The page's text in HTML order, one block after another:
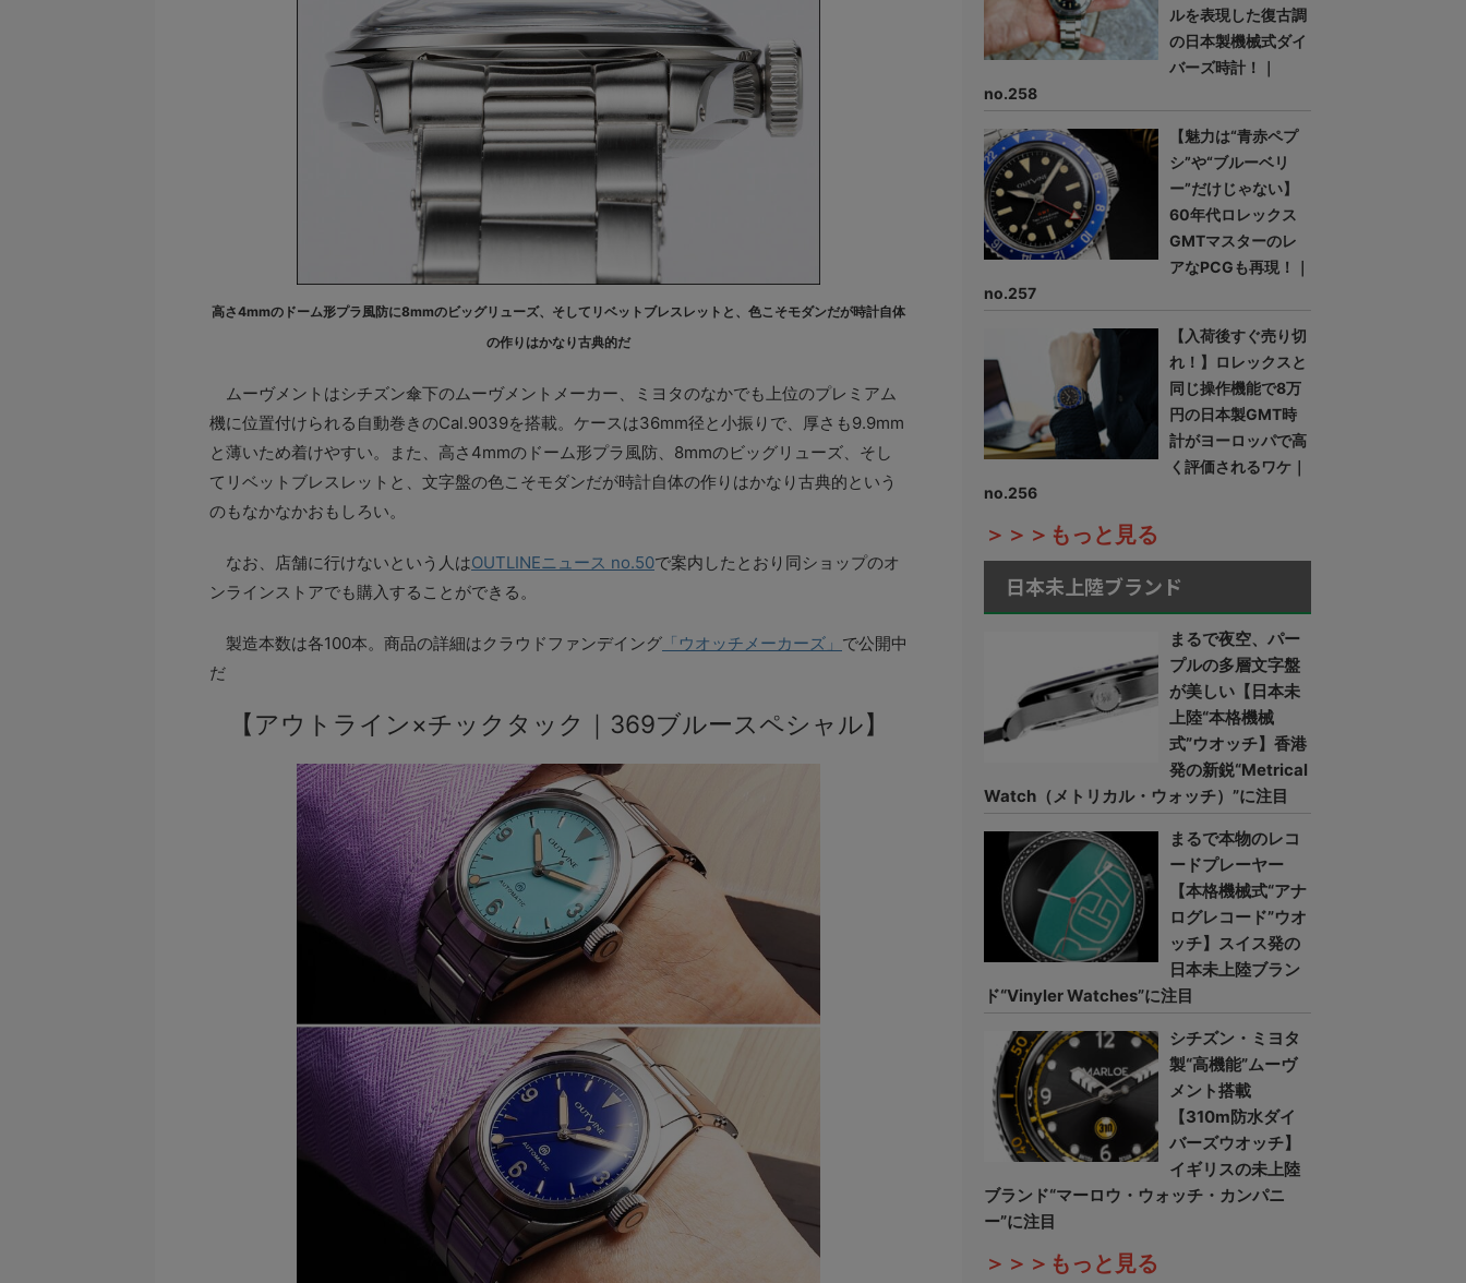
高さ4mmのドーム形プラ風防に8mmのビッグリューズ、そしてリベットブレスレットと、色こそモダンだが時計自体
の作りはかなり古典的だ
ムーヴメントはシチズン傘下のムーヴメントメーカー、ミヨタのなかでも上位のプレミアム
機に位置付けられる自動巻きのCal.9039を搭載。ケースは36mm径と小振りで、厚さも9.9mm
と薄いため着けやすい。また、高さ4mmのドーム形プラ風防、8mmのビッグリューズ、そし
てリベットブレスレットと、文字盤の色こそモダンだが時計自体の作りはかなり古典的という
のもなかなかおもしろい。
なお、店舗に行けないという人はOUTLINEニュース no.50で案内したとおり同ショップのオ
ンラインストアでも購入することができる。
製造本数は各100本。商品の詳細はクラウドファンデイング 「ウオッチメーカーズ」 で公開中
だ
【アウトライン×チックタック｜369ブルースペシャル】
ルを表現した復古調
の日本製機械式ダイ
バーズ時計！｜
no.258
【魅力は“青赤ペプ
シ”や“ブルーベリ
ー”だけじゃない】
60年代ロレックス
GMTマスターのレ
アなPCGも再現！｜
no.257
【入荷後すぐ売り切
れ！】ロレックスと
同じ操作機能で8万
円の日本製GMT時
計がヨーロッパで高
く評価されるワケ｜
no.256
＞＞＞もっと見る
日本未上陸ブランド
まるで夜空、パー
プルの多層文字盤
が美しい【日本未
上陸“本格機械
式”ウオッチ】香港
発の新鋭“Metrical
Watch（メトリカル・ウォッチ）”に注目
まるで本物のレコ
ードプレーヤー
【本格機械式“アナ
ログレコード”ウオ
ッチ】スイス発の
日本未上陸ブラン
ド“Vinyler Watches”に注目
シチズン・ミヨタ
製“高機能”ムーヴ
メント搭載
【310m防水ダイ
バーズウオッチ】
イギリスの未上陸
ブランド“マーロウ・ウォッチ・カンパニ
ー”に注目
＞＞＞もっと見る